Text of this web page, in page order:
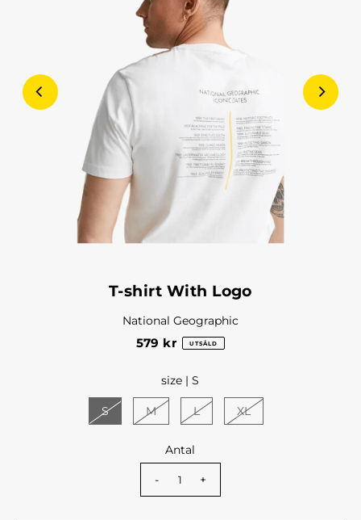
T-shirt With Logo
National Geographic
579 kr UTSÅLD
size |S
S M L XL
Antal
- +